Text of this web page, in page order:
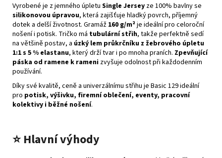
Vyrobené je z jemného úpletu Single Jersey ze 100% bavlny se
silikonovou úpravou, která zajišťuje hladký povrch, příjemný
dotek a delší životnost. Gramáž 160 g/m²je ideální pro celoroční
nošení i potisk. Tričko má tubulární střih, takže perfektně sedí
na většině postav, a úzký lem průkrčníku z žebrového úpletu
1:1 s 5 % elastanu, který drží tvar i po mnoha praních. Zpevňující
páska od ramene k rameni zvyšuje odolnost při každodenním
používání.
Díky své kvalitě, ceně a univerzálnímu střihu je Basic 129 ideální
pro potisk, výšivku, firemní oblečení, eventy, pracovní
kolektivy i běžné nošení.
⭐Hlavní výhody